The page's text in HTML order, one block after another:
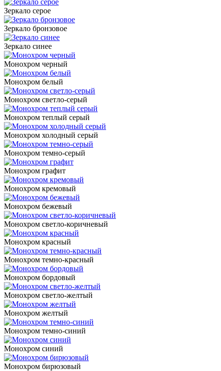
Зеркало серое
Зеркало бронзовое
Зеркало синее
Монохром черный
Монохром белый
Монохром светло-серый
Монохром теплый серый
Монохром холодный серый
Монохром темно-серый
Монохром графит
Монохром кремовый
Монохром бежевый
Монохром светло-коричневый
Монохром красный
Монохром темно-красный
Монохром бордовый
Монохром светло-желтый
Монохром желтый
Монохром темно-синий
Монохром синий
Монохром бирюзовый